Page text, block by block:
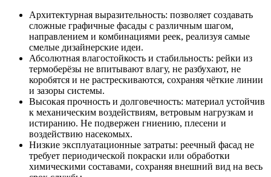
Архитектурная выразительность: позволяет создавать
сложные графичные фасады с различным шагом,
направлением и комбинациями реек, реализуя самые
смелые дизайнерские идеи.
Абсолютная влагостойкость и стабильность: рейки из
термоберёзы не впитывают влагу, не разбухают, не
коробятся и не растрескиваются, сохраняя чёткие линии
и зазоры системы.
Высокая прочность и долговечность: материал устойчив
к механическим воздействиям, ветровым нагрузкам и
истиранию. Не подвержен гниению, плесени и
воздействию насекомых.
Низкие эксплуатационные затраты: реечный фасад не
требует периодической покраски или обработки
химическими составами, сохраняя внешний вид на весь